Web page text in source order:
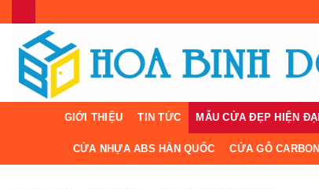
dung
GIỚI THIỆU TIN TỨC MẪU CỬA ĐẸP HIỆN ĐẠI
CỬA NHỰA ABS HÀN QUỐC CỬA GỖ CARBON